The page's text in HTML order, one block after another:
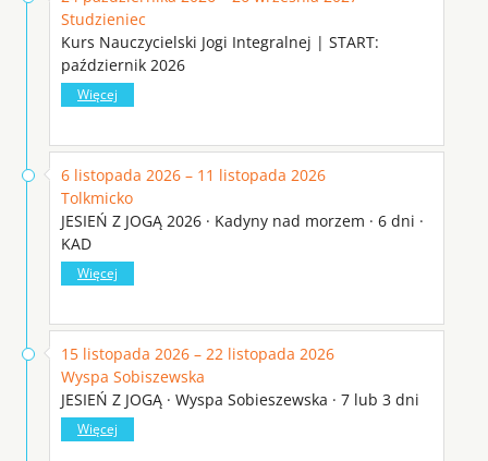
Studzieniec
Kurs Nauczycielski Jogi Integralnej | START:
październik 2026
Więcej
6 listopada 2026 – 11 listopada 2026
Tolkmicko
JESIEŃ Z JOGĄ 2026 · Kadyny nad morzem · 6 dni ·
KAD
Więcej
15 listopada 2026 – 22 listopada 2026
Wyspa Sobiszewska
JESIEŃ Z JOGĄ · Wyspa Sobieszewska · 7 lub 3 dni
Więcej